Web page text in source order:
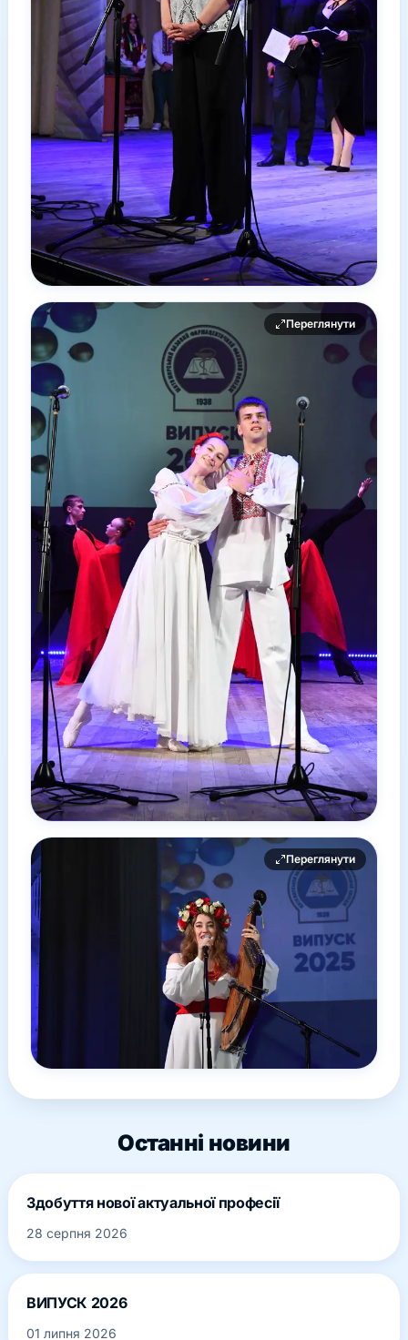
Переглянути
Переглянути
Останні новини
Здобуття нової актуальної професії
28 серпня 2026
ВИПУСК 2026
01 липня 2026